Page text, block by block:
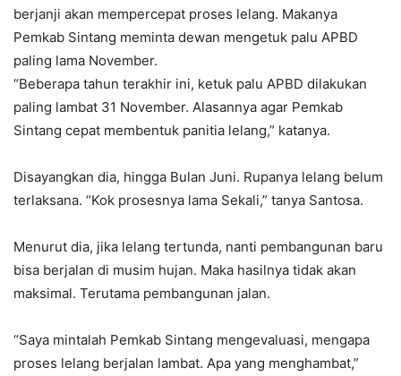
berjanji akan mempercepat proses lelang. Makanya
Pemkab Sintang meminta dewan mengetuk palu APBD
paling lama November.
“Beberapa tahun terakhir ini, ketuk palu APBD dilakukan
paling lambat 31 November. Alasannya agar Pemkab
Sintang cepat membentuk panitia lelang,” katanya.
Disayangkan dia, hingga Bulan Juni. Rupanya lelang belum
terlaksana. “Kok prosesnya lama Sekali,” tanya Santosa.
Menurut dia, jika lelang tertunda, nanti pembangunan baru
bisa berjalan di musim hujan. Maka hasilnya tidak akan
maksimal. Terutama pembangunan jalan.
“Saya mintalah Pemkab Sintang mengevaluasi, mengapa
proses lelang berjalan lambat. Apa yang menghambat,”